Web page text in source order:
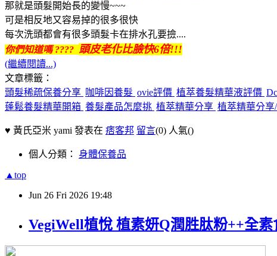
那就是頭髮開始長的變慢~~~
可是相反地又容易掉的很多很快
每次洗頭都會有很多頭髮卡在排水孔要撿....
你們知道嗎 ???? 頭皮老化比臉快6倍!!!
(繼續閱讀...)
文章標籤：
頭髮稀疏保養分享 咖啡因養髮 ovie評價 植萃養髮精華液評價
蓬鬆養髮精華開箱 養髮產品怎麼挑 植萃精華分享 植萃精華分
♥ 黃氏亞米 yami 發表在 痞客邦 留言(0) 人氣()
個人分類： 身體保養品
▲top
Jun 26 Fri 2026 19:48
VegiWell植悅 植素妍Q潤胜肽粉++全素